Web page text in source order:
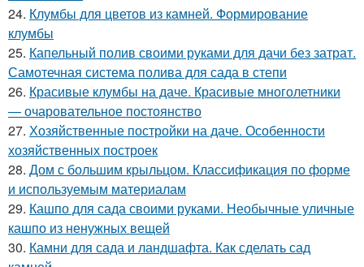
24. Клумбы для цветов из камней. Формирование
клумбы
25. Капельный полив своими руками для дачи без затрат.
Самотечная система полива для сада в степи
26. Красивые клумбы на даче. Красивые многолетники
— очаровательное постоянство
27. Хозяйственные постройки на даче. Особенности
хозяйственных построек
28. Дом с большим крыльцом. Классификация по форме
и используемым материалам
29. Кашпо для сада своими руками. Необычные уличные
кашпо из ненужных вещей
30. Камни для сада и ландшафта. Как сделать сад